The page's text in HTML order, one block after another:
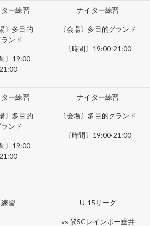
ー練習
〕多目的
ランド
〕19:00-
21:00
ナイター練習
〔会場〕多目的グランド
〔時間〕19:00-21:00
ー練習
〕多目的
ランド
〕19:00-
21:00
ナイター練習
〔会場〕多目的グランド
〔時間〕19:00-21:00
練習 U-15リーグ
vs 翼SCレインボー垂井